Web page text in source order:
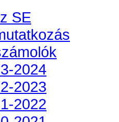
SE
2024
2023
2022